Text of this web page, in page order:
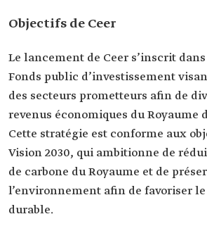
Objectifs de Ceer
Le lancement de Ceer s’inscrit
Fonds public d’investissement
des secteurs prometteurs afin de
revenus économiques du Royaume
Cette stratégie est conforme aux
Vision 2030, qui ambitionne de
de carbone du Royaume et de
l’environnement afin de favoriser
durable.